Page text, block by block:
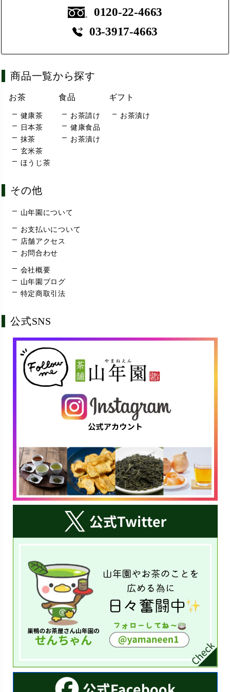
0120-22-4663
03-3917-4663
商品一覧から探す
お茶
健康茶
日本茶
抹茶
玄米茶
ほうじ茶
食品
お茶請け
健康食品
お茶漬け
ギフト
お茶漬け
その他
山年園について
お支払いについて
店舗アクセス
お問合わせ
会社概要
山年園ブログ
特定商取引法
公式SNS